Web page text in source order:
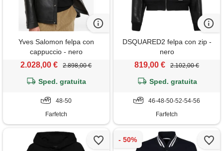
Yves Salomon felpa con
cappuccio - nero
2.028,00 € 2.898,00 €
Sped. gratuita
48-50
Farfetch
DSQUARED2 felpa con zip -
nero
819,00 € 2.102,00 €
Sped. gratuita
46-48-50-52-54-56
Farfetch